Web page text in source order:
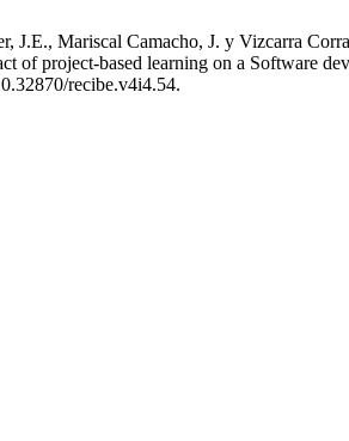
Mariscal Camacho, J. y Vizcarra
of project-based learning on a Software
recibe.v4i4.54.